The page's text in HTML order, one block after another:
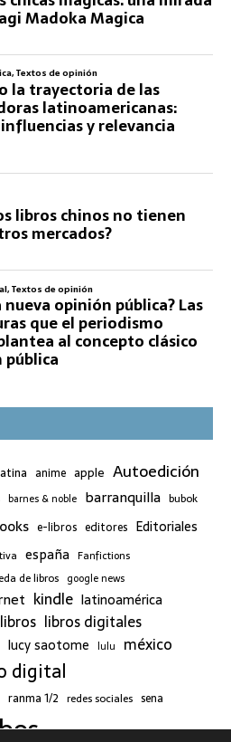
anime apple Autoedición
barnes & noble barranquilla bubok
e-libros editores Editoriales
españa Fanfictions
de libros google news
kindle latinoamérica
libros libros digitales
lucy saotome lulu méxico
digital
ranma 1/2 redes sociales sena
twitter